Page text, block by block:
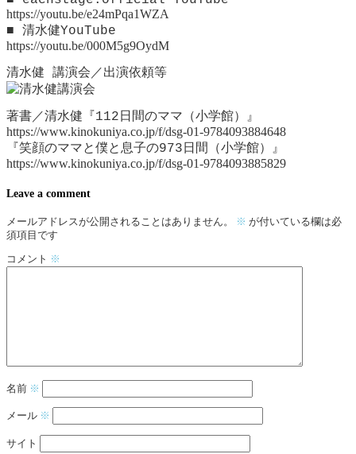
https://youtu.be/e24mPqa1WZA
■ 清水健YouTube
https://youtu.be/000M5g9OydM
清水健 講演会／出演依頼等
著書／清水健『112日間のママ（小学館）』
https://www.kinokuniya.co.jp/f/dsg-01-9784093884648
『笑顔のママと僕と息子の973日間（小学館）』
https://www.kinokuniya.co.jp/f/dsg-01-9784093885829
Leave a comment
メールアドレスが公開されることはありません。 ※ が付いている欄は必
須項目です
コメント ※
名前 ※
メール ※
サイト